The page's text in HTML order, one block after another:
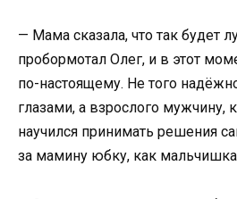
— Мама сказала, что так будет
пробормотал Олег, и в этот
по-настоящему. Не того
глазами, а взрослого мужчину,
научился принимать решения
за мамину юбку, как